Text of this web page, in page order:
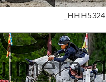
_HHH5324